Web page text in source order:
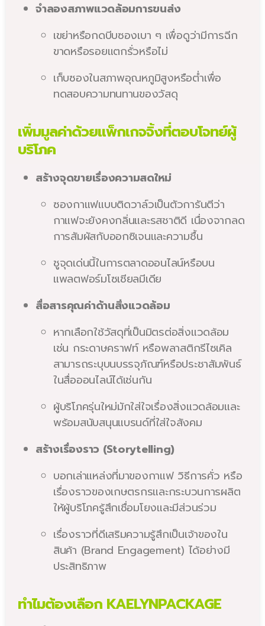
จำลองสภาพแวดล้อมการขนส่ง
เขย่าหรือกดบีบซองเบา ๆ เพื่อดูว่ามีการฉีก
ขาดหรือรอยแตกรั่วหรือไม่
เก็บซองในสภาพอุณหภูมิสูงหรือต่ำเพื่อ
ทดสอบความทนทานของวัสดุ
เพิ่มมูลค่าด้วยแพ็กเกจจิ้งที่ตอบโจทย์ผู้
บริโภค
สร้างจุดขายเรื่องความสดใหม่
ซองกาแฟแบบติดวาล์วเป็นตัวการันตีว่า
กาแฟจะยังคงกลิ่นและรสชาติดี เนื่องจากลด
การสัมผัสกับออกซิเจนและความชื้น
ชูจุดเด่นนี้ในการตลาดออนไลน์หรือบน
แพลตฟอร์มโซเชียลมีเดีย
สื่อสารคุณค่าด้านสิ่งแวดล้อม
หากเลือกใช้วัสดุที่เป็นมิตรต่อสิ่งแวดล้อม
เช่น กระดาษคราฟท์ หรือพลาสติกรีไซเคิล
สามารถระบุบนบรรจุภัณฑ์หรือประชาสัมพันธ์
ในสื่อออนไลน์ได้เช่นกัน
ผู้บริโภครุ่นใหม่มักใส่ใจเรื่องสิ่งแวดล้อมและ
พร้อมสนับสนุนแบรนด์ที่ใส่ใจสังคม
สร้างเรื่องราว (Storytelling)
บอกเล่าแหล่งที่มาของกาแฟ วิธีการคั่ว หรือ
เรื่องราวของเกษตรกรและกระบวนการผลิต
ให้ผู้บริโภครู้สึกเชื่อมโยงและมีส่วนร่วม
เรื่องราวที่ดีเสริมความรู้สึกเป็นเจ้าของใน
สินค้า (Brand Engagement) ได้อย่างมี
ประสิทธิภาพ
ทำไมต้องเลือก KAELYNPACKAGE